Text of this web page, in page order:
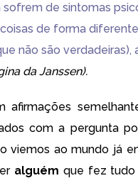
sofrem de sintomas
de forma
não são
da Janssen).
com a pergunta
viemos ao mundo já
alguém que fez tudo